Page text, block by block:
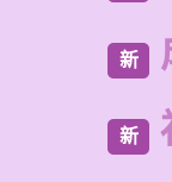
新
新